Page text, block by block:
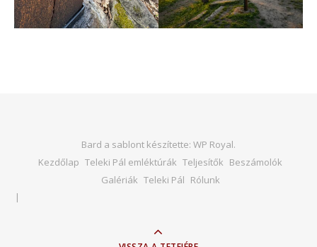
Bard a sablont készítette: WP Royal.
Kezdőlap Teleki Pál emléktúrák Teljesítők Beszámolók
Galériák Teleki Pál Rólunk